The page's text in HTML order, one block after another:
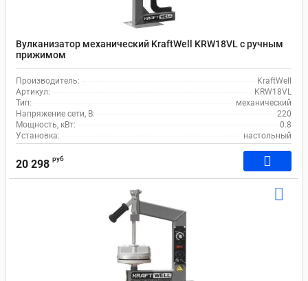
Вулканизатор механический KraftWell KRW18VL с ручным
прижимом
Производитель:
KraftWell
Артикул:
KRW18VL
Тип:
механический
Напряжение сети, В:
220
Мощность, кВт:
0.8
Установка:
настольный
20 298 руб